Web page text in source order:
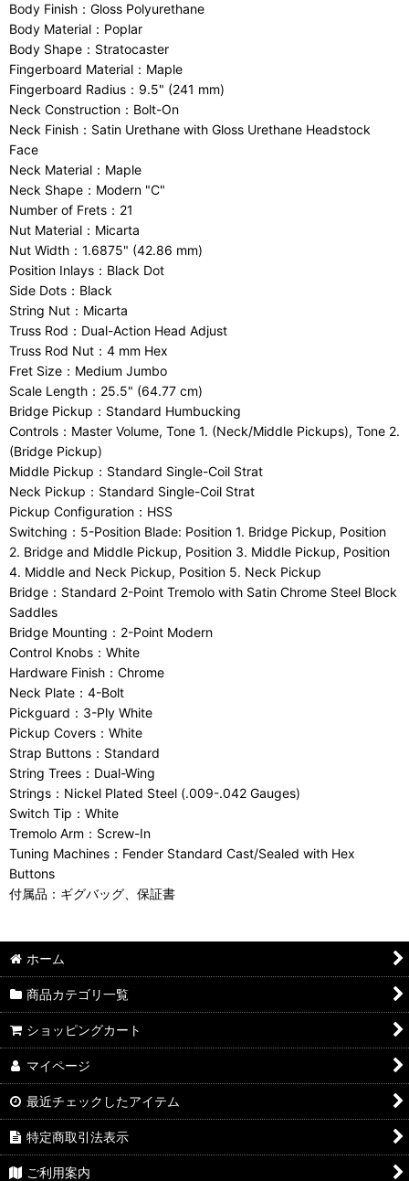
Body Finish：Gloss Polyurethane
Body Material：Poplar
Body Shape：Stratocaster
Fingerboard Material：Maple
Fingerboard Radius：9.5" (241 mm)
Neck Construction：Bolt-On
Neck Finish：Satin Urethane with Gloss Urethane Headstock
Face
Neck Material：Maple
Neck Shape：Modern "C"
Number of Frets：21
Nut Material：Micarta
Nut Width：1.6875" (42.86 mm)
Position Inlays：Black Dot
Side Dots：Black
String Nut：Micarta
Truss Rod：Dual-Action Head Adjust
Truss Rod Nut：4 mm Hex
Fret Size：Medium Jumbo
Scale Length：25.5" (64.77 cm)
Bridge Pickup：Standard Humbucking
Controls：Master Volume, Tone 1. (Neck/Middle Pickups), Tone 2.
(Bridge Pickup)
Middle Pickup：Standard Single-Coil Strat
Neck Pickup：Standard Single-Coil Strat
Pickup Configuration：HSS
Switching：5-Position Blade: Position 1. Bridge Pickup, Position
2. Bridge and Middle Pickup, Position 3. Middle Pickup, Position
4. Middle and Neck Pickup, Position 5. Neck Pickup
Bridge：Standard 2-Point Tremolo with Satin Chrome Steel Block
Saddles
Bridge Mounting：2-Point Modern
Control Knobs：White
Hardware Finish：Chrome
Neck Plate：4-Bolt
Pickguard：3-Ply White
Pickup Covers：White
Strap Buttons：Standard
String Trees：Dual-Wing
Strings：Nickel Plated Steel (.009-.042 Gauges)
Switch Tip：White
Tremolo Arm：Screw-In
Tuning Machines：Fender Standard Cast/Sealed with Hex
Buttons
付属品：ギグバッグ、保証書
ホーム
商品カテゴリ一覧
ショッピングカート
マイページ
最近チェックしたアイテム
特定商取引法表示
ご利用案内